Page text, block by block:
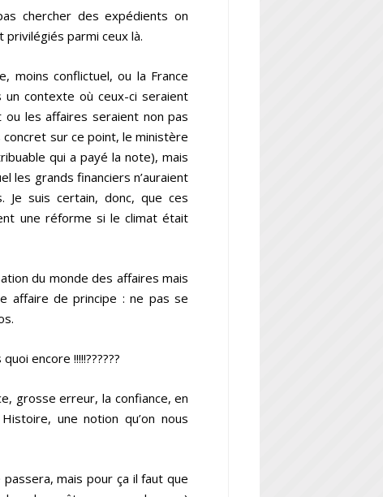
chercher des expédients on
privilégiés parmi ceux là.
moins conflictuel, ou la France
contexte où ceux-ci seraient
les affaires seraient non pas
concret sur ce point, le ministère
qui a payé la note), mais
les grands financiers n’auraient
Je suis certain, donc, que ces
une réforme si le climat était
du monde des affaires mais
affaire de principe : ne pas se
encore !!!!!??????
grosse erreur, la confiance, en
une notion qu’on nous
mais pour ça il faut que